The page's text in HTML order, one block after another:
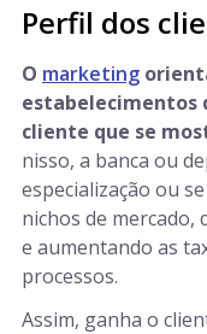
Perfil dos
O marketing
estabelecimentos
cliente que se
nisso, a banca ou
especialização ou
nichos de mercado,
e aumentando as
processos.
Assim, ganha o